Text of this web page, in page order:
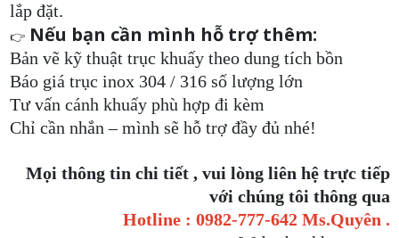
lắp đặt.
👉Nếu bạn cần mình hỗ trợ thêm:
Bản vẽ kỹ thuật trục khuấy theo dung tích bồn
Báo giá trục inox 304 / 316 số lượng lớn
Tư vấn cánh khuấy phù hợp đi kèm
Chỉ cần nhắn – mình sẽ hỗ trợ đầy đủ nhé!
Mọi thông tin chi tiết , vui lòng liên hệ trực tiếp
với chúng tôi thông qua
Hotline : 0982-777-642 Ms.Quyên .